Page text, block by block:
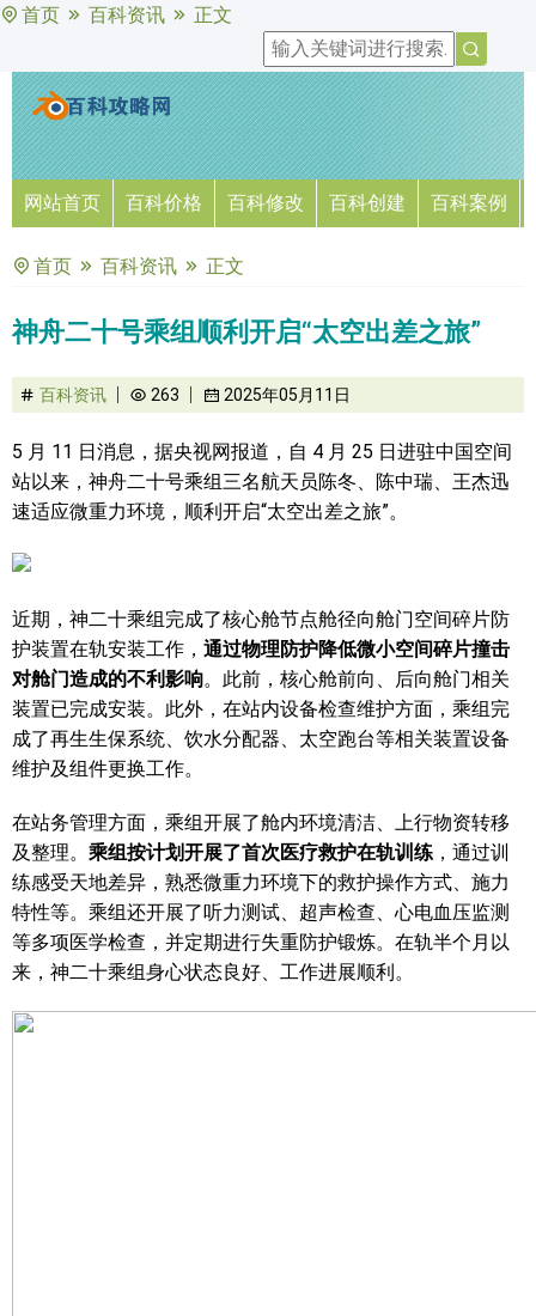
首页 百科资讯 正文
网站首页 百科价格 百科修改 百科创建 百科案例
首页 百科资讯 正文
神舟二十号乘组顺利开启“太空出差之旅”
百科资讯 263 2025年05月11日
5 月 11 日消息，据央视网报道，自 4 月 25 日进驻中国空间
站以来，神舟二十号乘组三名航天员陈冬、陈中瑞、王杰迅
速适应微重力环境，顺利开启“太空出差之旅”。
近期，神二十乘组完成了核心舱节点舱径向舱门空间碎片防
护装置在轨安装工作， 通过物理防护降低微小空间碎片撞击
对舱门造成的不利影响。此前，核心舱前向、后向舱门相关
装置已完成安装。此外，在站内设备检查维护方面，乘组完
成了再生生保系统、饮水分配器、太空跑台等相关装置设备
维护及组件更换工作。
在站务管理方面，乘组开展了舱内环境清洁、上行物资转移
及整理。 乘组按计划开展了首次医疗救护在轨训练 ，通过训
练感受天地差异，熟悉微重力环境下的救护操作方式、施力
特性等。乘组还开展了听力测试、超声检查、心电血压监测
等多项医学检查，并定期进行失重防护锻炼。在轨半个月以
来，神二十乘组身心状态良好、工作进展顺利。